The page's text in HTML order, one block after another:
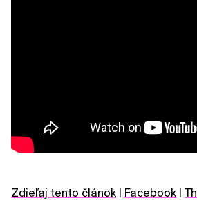
Zdieľaj tento článok Facebook